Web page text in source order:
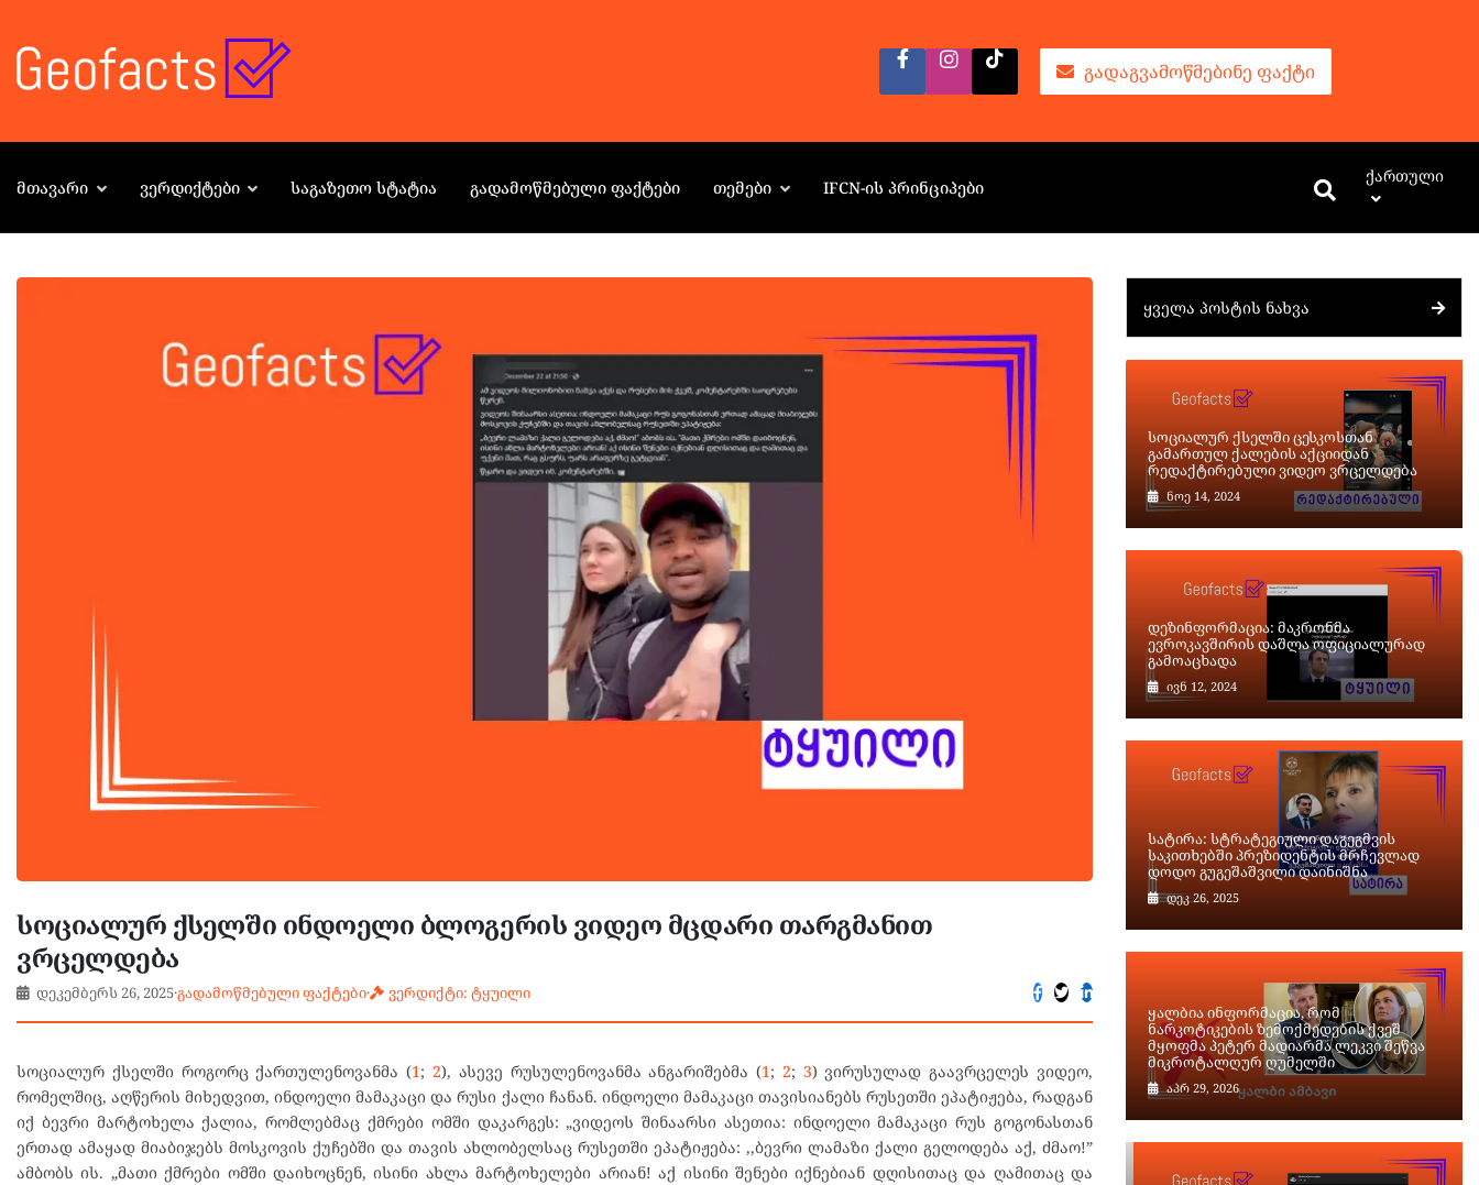
ᲒᲐᲓᲐᲒᲕᲐᲛᲝᲬᲛᲔᲑᲘᲜᲔ ᲤᲐᲥᲢᲘ
ᲛᲗᲐᲕᲐᲠᲘ ᲕᲔᲠᲓᲘᲥᲢᲔᲑᲘ ᲡᲐᲒᲐᲖᲔᲗᲝ ᲡᲢᲐᲢᲘᲐ ᲒᲐᲓᲐᲛᲝᲬᲛᲔᲑᲣᲚᲘ ᲤᲐᲥᲢᲔᲑᲘ ᲗᲔᲛᲔᲑᲘ IFCN-ᲘᲡ ᲞᲠᲘᲜᲪᲘᲞᲔᲑᲘ
Ქართული
სოციალურ ქსელში ინდოელი ბლოგერის ვიდეო მცდარი თარგმანით
ვრცელდება
დეკემბერს 26, 2025·გადამოწმებული ფაქტები· ვერდიქტი: ტყუილი
სოციალურ ქსელში როგორც ქართულენოვანმა (1; 2), ასევე რუსულენოვანმა ანგარიშებმა (1; 2; 3) ვირუსულად გაავრცელეს ვიდეო,
რომელშიც, აღწერის მიხედვით, ინდოელი მამაკაცი და რუსი ქალი ჩანან. ინდოელი მამაკაცი თავისიანებს რუსეთში ეპატიჟება, რადგან
იქ ბევრი მარტოხელა ქალია, რომლებმაც ქმრები ომში დაკარგეს: „ვიდეოს შინაარსი ასეთია: ინდოელი მამაკაცი რუს გოგონასთან
ერთად ამაყად მიაბიჯებს მოსკოვის ქუჩებში და თავის ახლობელსაც რუსეთში ეპატიჟება: ,,ბევრი ლამაზი ქალი გელოდება აქ, ძმაო!”
ამბობს ის. „მათი ქმრები ომში დაიხოცნენ, ისინი ახლა მარტოხელები არიან! აქ ისინი შენები იქნებიან დღისითაც და ღამითაც და
ᲧᲕᲔᲚᲐ ᲞᲝᲡᲢᲘᲡ ᲜᲐᲮᲕᲐ
სოციალურ ქსელში ცესკოსთან
გამართულ ქალების აქციიდან
რედაქტირებული ვიდეო ვრცელდება
ნოე 14, 2024
დეზინფორმაცია: მაკრონმა
ევროკავშირის დაშლა ოფიციალურად
გამოაცხადა
ივნ 12, 2024
სატირა: სტრატეგიული დაგეგმვის
საკითხებში პრეზიდენტის მრჩევლად
დოდო გუგეშაშვილი დაინიშნა
დეკ 26, 2025
ყალბია ინფორმაცია, რომ
ნარკოტიკების ზემოქმედების ქვეშ
მყოფმა პეტერ მადიარმა ლეკვი შეწვა
მიკროტალღურ ღუმელში
აპრ 29, 2026